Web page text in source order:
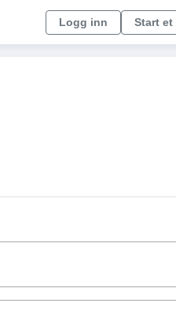
Logg inn Start